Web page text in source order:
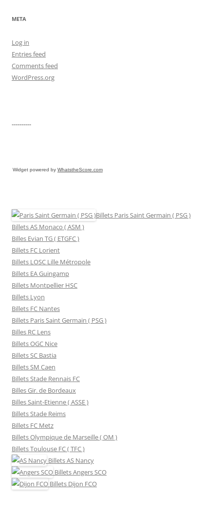
META
Log in
Entries feed
Comments feed
WordPress.org
----------
Widget powered by WhatstheScore.com
Billets Paris Saint Germain ( PSG )
Billets AS Monaco ( ASM )
Billes Evian TG ( ETGFC )
Billets FC Lorient
Billets LOSC Lille Métropole
Billets EA Guingamp
Billets Montpellier HSC
Billets Lyon
Billets FC Nantes
Billets Paris Saint Germain ( PSG )
Billes RC Lens
Billets OGC Nice
Billets SC Bastia
Billets SM Caen
Billets Stade Rennais FC
Billes Gir. de Bordeaux
Billes Saint-Etienne ( ASSE )
Billets Stade Reims
Billets FC Metz
Billets Olympique de Marseille ( OM )
Billets Toulouse FC ( TFC )
BilletsAS Nancy
BilletsAngers SCO
Billets Dijon FCO